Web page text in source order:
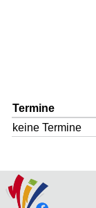
Termine
keine Termine